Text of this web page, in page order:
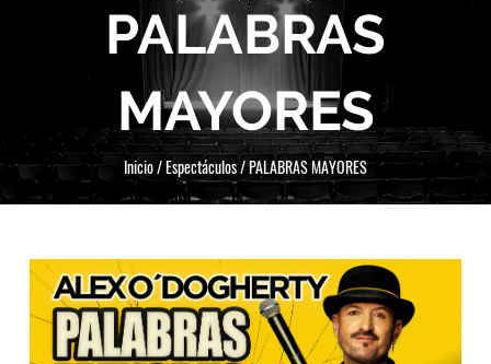
PALABRAS
MAYORES
Inicio/Espectáculos/PALABRAS MAYORES